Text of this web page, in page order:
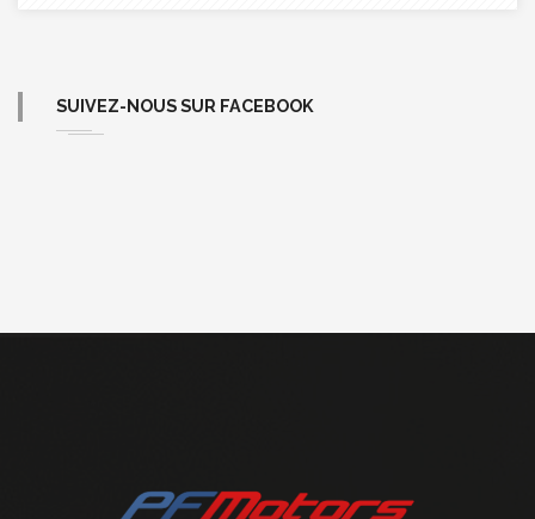
SUIVEZ-NOUS SUR FACEBOOK